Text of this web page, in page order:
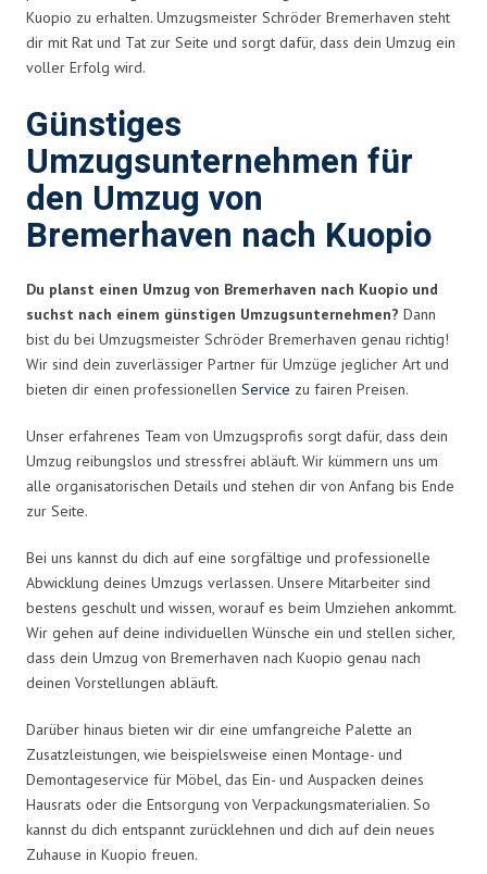
Kuopio zu erhalten. Umzugsmeister Schröder Bremerhaven steht
dir mit Rat und Tat zur Seite und sorgt dafür, dass dein Umzug ein
voller Erfolg wird.
Günstiges
Umzugsunternehmen für
den Umzug von
Bremerhaven nach Kuopio
Du planst einen Umzug von Bremerhaven nach Kuopio und
suchst nach einem günstigen Umzugsunternehmen? Dann
bist du bei Umzugsmeister Schröder Bremerhaven genau richtig!
Wir sind dein zuverlässiger Partner für Umzüge jeglicher Art und
bieten dir einen professionellen Service zu fairen Preisen.
Unser erfahrenes Team von Umzugsprofis sorgt dafür, dass dein
Umzug reibungslos und stressfrei abläuft. Wir kümmern uns um
alle organisatorischen Details und stehen dir von Anfang bis Ende
zur Seite.
Bei uns kannst du dich auf eine sorgfältige und professionelle
Abwicklung deines Umzugs verlassen. Unsere Mitarbeiter sind
bestens geschult und wissen, worauf es beim Umziehen ankommt.
Wir gehen auf deine individuellen Wünsche ein und stellen sicher,
dass dein Umzug von Bremerhaven nach Kuopio genau nach
deinen Vorstellungen abläuft.
Darüber hinaus bieten wir dir eine umfangreiche Palette an
Zusatzleistungen, wie beispielsweise einen Montage- und
Demontageservice für Möbel, das Ein- und Auspacken deines
Hausrats oder die Entsorgung von Verpackungsmaterialien. So
kannst du dich entspannt zurücklehnen und dich auf dein neues
Zuhause in Kuopio freuen.